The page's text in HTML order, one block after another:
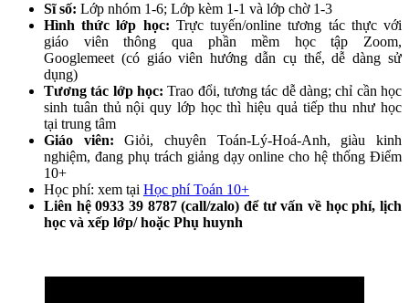
Sĩ số: Lớp nhóm 1-6; Lớp kèm 1-1 và lớp chờ 1-3
Hình thức lớp học: Trực tuyến/online tương tác thực với
giáo viên thông qua phần mềm học tập Zoom,
Googlemeet (có giáo viên hướng dẫn cụ thể, dễ dàng sử
dụng)
Tương tác lớp học:Trao đổi, tương tác dễ dàng; chỉ cần học
sinh tuân thủ nội quy lớp học thì hiệu quả tiếp thu như học
tại trung tâm
Giáo viên: Giỏi, chuyên Toán-Lý-Hoá-Anh, giàu kinh
nghiệm, đang phụ trách giảng dạy online cho hệ thống Điểm
10+
Học phí: xem tại Học phí Toán 10+
Liên hệ 0933 39 8787 (call/zalo) để tư vấn về học phí, lịch
học và xếp lớp/ hoặc Phụ huynh